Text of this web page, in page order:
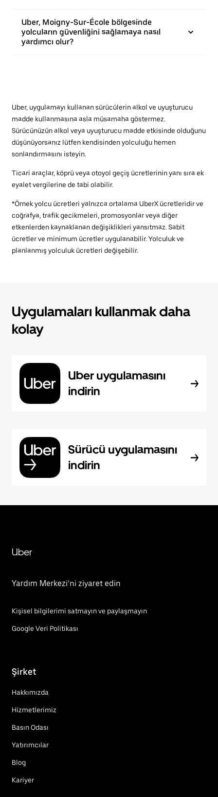
Uber, Moigny-Sur-École bölgesinde
yolcuların güvenliğini sağlamaya nasıl
yardımcı olur?
Uber, uygulamayı kullanan sürücülerin alkol ve uyuşturucu
madde kullanmasına asla müsamaha göstermez.
Sürücünüzün alkol veya uyuşturucu madde etkisinde olduğunu
düşünüyorsanız lütfen kendisinden yolculuğu hemen
sonlandırmasını isteyin.
Ticari araçlar, köprü veya otoyol geçiş ücretlerinin yanı sıra ek
eyalet vergilerine de tabi olabilir.
*Örnek yolcu ücretleri yalnızca ortalama UberX ücretleridir ve
coğrafya, trafik gecikmeleri, promosyonlar veya diğer
etkenlerden kaynaklanan değişiklikleri yansıtmaz. Sabit
ücretler ve minimum ücretler uygulanabilir. Yolculuk ve
planlanmış yolculuk ücretleri değişebilir.
Uygulamaları kullanmak daha
kolay
Uber uygulamasını
indirin
Sürücü uygulamasını
indirin
Uber
Yardım Merkezi’ni ziyaret edin
Kişisel bilgilerimi satmayın ve paylaşmayın
Google Veri Politikası
Şirket
Hakkımızda
Hizmetlerimiz
Basın Odası
Yatırımcılar
Blog
Kariyer